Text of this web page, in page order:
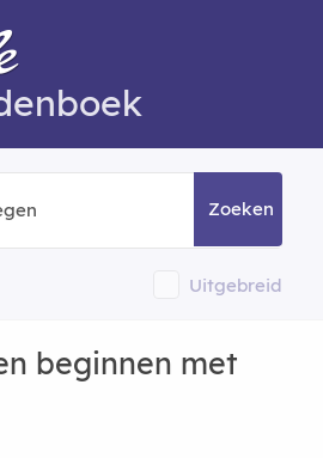
Zoeken
Uitgebreid
beginnen met